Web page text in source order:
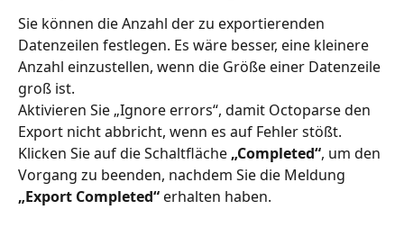
Sie können die Anzahl der zu exportierenden
Datenzeilen festlegen. Es wäre besser, eine kleinere
Anzahl einzustellen, wenn die Größe einer Datenzeile
groß ist.
Aktivieren Sie „Ignore errors“, damit Octoparse den
Export nicht abbricht, wenn es auf Fehler stößt.
Klicken Sie auf die Schaltfläche „Completed“, um den
Vorgang zu beenden, nachdem Sie die Meldung
„Export Completed“ erhalten haben.